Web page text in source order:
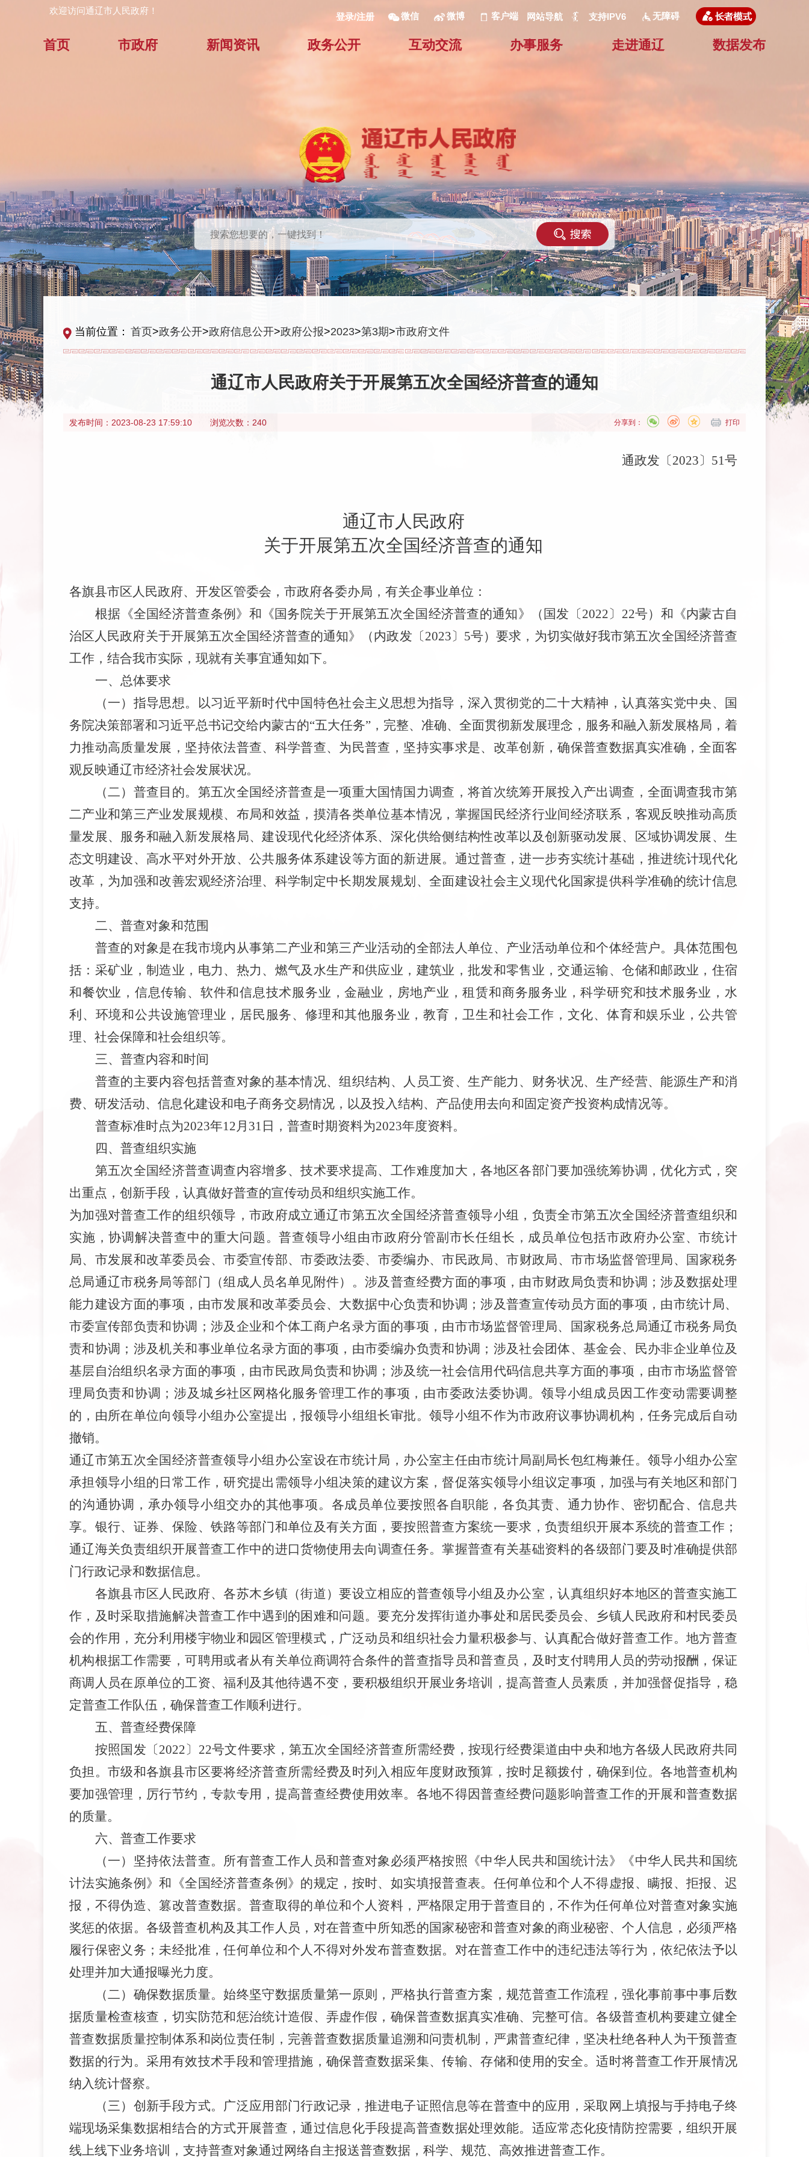
欢迎访问通辽市人民政府！
登录/注册 微信 微博 客户端 网站导航 支持IPV6 无障碍
首页 市政府 新闻资讯 政务公开 互动交流 办事服务 走进通辽 数据发布
当前位置： 首页>政务公开>政府信息公开>政府公报>2023>第3期>市政府文件
通辽市人民政府关于开展第五次全国经济普查的通知
发布时间： 2023-08-23 17:59:10 浏览次数：240 打印
分享到：
通政发 〔2023〕 51号
通辽市人民政府
关于开展第五次全国经济普查的通知
各旗县市区人民政府、开发区管委会，市政府各委办局， 有关企事业单位：
根据《全国经济普查条例》 和《国务院关于开展第五次全国经济普查的通知》（国发 〔2022〕 22号）和 《内蒙古自
治区人民政府关于开展第五次全国经济普查的通知》（内政发 〔2023〕 5号）要求 ， 为切实做好我市第五次全国经济普查
工作， 结合我市实际，现就有关事宜通知如下。
一、 总体要求
（一） 指导思想。 以习近平新时代中国特色社会主义思想为指导，深入贯彻党的二十大精神 ，认真落实党中央、国
务院决策部署和习近平总书记交给内蒙古的“五大任务” ，完整、准确、全面贯彻新发展理念， 服务和融入新发展格局，着
力推动高质量发展，坚持依法普查、科学普查、为民普查，坚持实事求是、改革创新，确保普查数据真实准确，全面客
观反映通辽市经济社会发展状况。
（二） 普查目的。 第五次全国经济普查是一项重大国情国力调查，将首次统筹开展投入产出调查，全面调查我市第
二产业和第三产业发展规模、布局和效益，摸清各类单位基本情况，掌握国民经济行业间经济联系，客观反映推动高质
量发展、 服务和融入新发展格局、建设现代化经济体系、深化供给侧结构性改革以及创新驱动发展、区域协调发展、生
态文明建设、高水平对外开放、公共服务体系建设等方面的新进展。通过普查，进一步夯实统计基础，推进统计现代化
改革，为加强和改善宏观经济治理、科学制定中长期发展规划、全面建设社会主义现代化国家提供科学准确的统计信息
支持。
二、 普查对象和范围
普查的对象是在我市境内从事第二产业和第三产业活动的全部法人单位、产业活动单位和个体经营户。具体范围包
括：采矿业，制造业，电力、热力、燃气及水生产和供应业，建筑业，批发和零售业，交通运输、仓储和邮政业，住宿
和餐饮业，信息传输、软件和信息技术服务业，金融业，房地产业，租赁和商务服务业，科学研究和技术服务业，水
利、环境和公共设施管理业，居民服务、修理和其他服务业，教育，卫生和社会工作，文化、体育和娱乐业，公共管
理、社会保障和社会组织等。
三、 普查内容和时间
普查的主要内容包括普查对象的基本情况、组织结构、人员工资、生产能力、财务状况、生产经营、能源生产和消
费、研发活动、信息化建设和电子商务交易情况，以及投入结构、产品使用去向和固定资产投资构成情况等。
普查标准时点为2023年12月 31 日，普查时期资料为2023年度资料。
四、 普查组织实施
第五次全国经济普查调查内容增多、技术要求提高、工作难度加大 ，各地区各部门要加强统筹协调，优化方式，突
出重点，创新手段，认真做好普查的宣传动员和组织实施工作。
为加强对普查工作的组织领导， 市政府成立通辽市第五次全国经济普查领导小组， 负责全市第五次全国经济普查组织和
实施，协调解决普查中的重大问题。普查领导小组由市政府分管副市长任组长， 成员单位包括市政府办公室、市统计
局、 市发展和改革委员会、市委宣传部、市委政法委、 市委编办、市民政局、市财政局、 市市场监督管理局、
国家税务
总局通辽市税务局等部门 （组成人员名单见附件） 。涉及普查经费方面的事项，由市财政局负责和协调；涉及数据处理
能力建设方面的事项，由市发展和改革委 员会、大数据中心负责和协调；涉及普查宣传动员方面的事项，由市统计局、
市委宣传部负责和协调；涉及企业和个体工商户名录方面的事项，由市市场监督管理局、 国家税务总局通辽市税务局负
责和协调；涉及机关和事业单位名录方面的事项，由市委编办负责和协调；涉及社会团体、基金会、民办非企业单位及
基层自治组织名录方面的事项，由市民政局负责和协调；涉及统一社会信用代码信息共享方面的事项，由市市场监督管
理 局负责和协调；涉及城乡社区网格化服务管理工作的事项，由市委政法委协调。领导小组成员因工作变动需要调整
的，由所在单位向领导小组办公室提出，报领导小组组长审批。领导小组不作为市政府议事协调机构，任务完成后自动
撤销。
通辽市第五次全国经济普查领导小组办公室设在市统计局， 办公室主任由市统计局副局长包红梅兼任。领导小组办公室
承担领导小组的日常工作，研究提出需领导小组决策的建议方案，督促落实领导小组议定事项，加强与有关地区和部门
的沟通协调，承办领导小组交办的其他事项。 各成员单位要按照各自职能，各负其责、通力协作、密切配合、信息共
享。银行、证券、保险、铁路等部门和单位及有关方面，要按照普查方案统一要求，负责组织开展本系统的普查工作；
通辽海关负责组织开展普查工作中的进口货物使用去向调查任务。掌握普查有关基础资料的各级部门要及时准确提供部
门行政记录和数据信息。
各旗县市区人民政府、各苏木乡镇（街道）要设立相应的普查领导小组及办公室 ，认真组织好本地区的普查实施工
作，及时采取措施解决普查工作中遇到的困难和问题。要充分发挥街道办事处和居民委员会、乡镇人民政府和村民委员
会的作用 ， 充分利用楼宇物业和园区管理模式， 广泛动员和组织社会力量积极参与、认真配合做好普查工作。地方普查
机构根据工作需要，可聘用或者从有关单位商调符合条件的普查指导员和普查员，及时支付聘用人员的劳动报酬，保证
商调人员在原单位的工资、福利及其他待遇不变 ， 要积极组织开展业务培训，提高普查人员素质，并加强督促指导，稳
定普查工作队伍，确保普查工作顺利进行。
五、 普查经费保障
按照 国发 〔2022〕 22号文件要求， 第五次全国经济普查所需经费，按现行经费渠道由中央和地方各级人民政府共同
负担 。市级和各旗县市区要将经济普查所需经费及时列入相应年度财政预算，按时足额拨付，确保到位。各地普查机构
要加强管理，厉行节约，专款专用，提高普查经费使用效率。各地不得因普查经费问题影响普查工作的开展和普查数据
的质量。
六、 普查工作要求
（一） 坚持依法普查。 所有普查工作人员和普查对象必须严格按照《中华人民共和国统计法》《中华人民共和国统
计法实施条例》和《全国经济普查条例》的规定，按时、如实填报普查表。任何单位和个人不得虚报、瞒报、拒报、迟
报，不得伪造、篡改普查数据。普查取得的单位和个人资料，严格限定用于普查目的，不作为任何单位对普查对象实施
奖惩的依据。各级普查机构及其工作人员，对在普查中所知悉的国家秘密和普查对象的商业秘密、个人信息，必须严格
履行保密义务；未经批准，任何单位和个人不得对外发布普查数据。对在普查工作中的违纪违法等行为，依纪依法予以
处理并加大通报曝光力度。
（二） 确保数据质量。始终坚守数据质量第一原则，严格执行普查方案，规范普查工作流程，强化事前事中事后数
据质量检查核查，切实防范和惩治统计造假、弄虚作假，确保普查数据真实准确、完整可信。各级普查机构要建立健全
普查数据质量控制体系和岗位责任制，完善普查数据质量追溯和问责机制，严肃普查纪律，坚决杜绝各种人为干预普查
数据的行为。采用有效技术手段和管理措施，确保普查数据采集、传输、存储和使用的安全。适时将普查工作开展情况
纳入统计督察。
（三） 创新手段方式。 广泛应用部门行政记录，推进电子证照信息等在普查中的应用，采取网上填报与手持电子终
端现场采集数据相结合的方式开展普查，通过信息化手段提高普查数据处理效能。适应常态化疫情防控需要，组织开展
线上线下业务培训，支持普查对象通过网络自主报送普查数据，科学、规范、高效推进普查工作。